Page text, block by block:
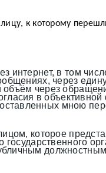
к которому
в том
через
объём через
в
мною
которое